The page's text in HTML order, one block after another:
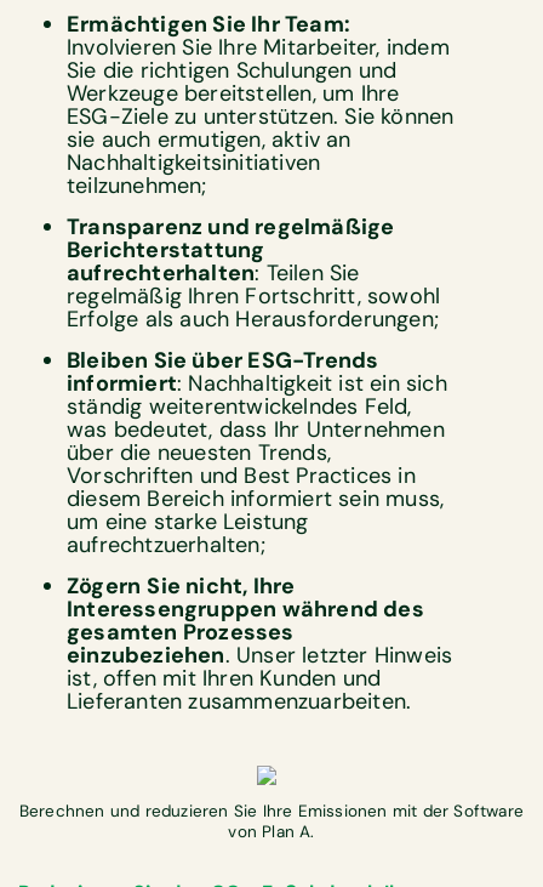
Ermächtigen Sie Ihr Team:
Involvieren Sie Ihre Mitarbeiter, indem
Sie die richtigen Schulungen und
Werkzeuge bereitstellen, um Ihre
ESG-Ziele zu unterstützen. Sie können
sie auch ermutigen, aktiv an
Nachhaltigkeitsinitiativen
teilzunehmen;
Transparenz und regelmäßige
Berichterstattung
aufrechterhalten: Teilen Sie
regelmäßig Ihren Fortschritt, sowohl
Erfolge als auch Herausforderungen;
Bleiben Sie über ESG-Trends
informiert: Nachhaltigkeit ist ein sich
ständig weiterentwickelndes Feld,
was bedeutet, dass Ihr Unternehmen
über die neuesten Trends,
Vorschriften und Best Practices in
diesem Bereich informiert sein muss,
um eine starke Leistung
aufrechtzuerhalten;
Zögern Sie nicht, Ihre
Interessengruppen während des
gesamten Prozesses
einzubeziehen. Unser letzter Hinweis
ist, offen mit Ihren Kunden und
Lieferanten zusammenzuarbeiten.
Berechnen und reduzieren Sie Ihre Emissionen mit der Software
von Plan A.